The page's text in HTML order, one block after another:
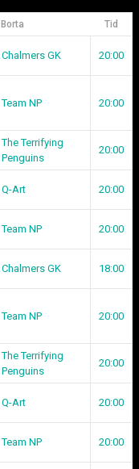
Borta Tid
Chalmers GK 20:00
Team NP 20:00
The Terrifying
Penguins
20:00
Q-Art 20:00
Team NP 20:00
Chalmers GK 18:00
Team NP 20:00
The Terrifying
Penguins
20:00
Q-Art 20:00
Team NP 20:00